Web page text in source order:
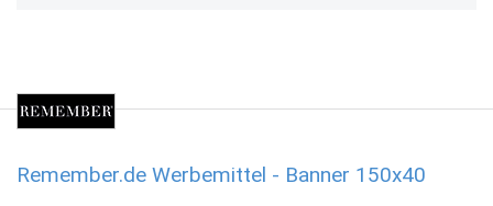
Remember.de Werbemittel - Banner 150x40